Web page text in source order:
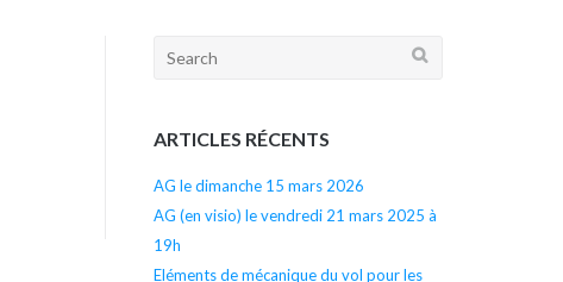
Search
ARTICLES RÉCENTS
AG le dimanche 15 mars 2026
AG (en visio) le vendredi 21 mars 2025 à
19h
Eléments de mécanique du vol pour les